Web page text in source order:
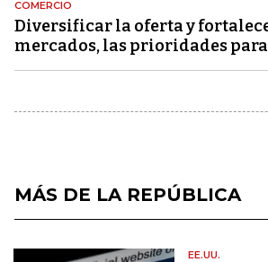
COMERCIO
Diversificar la oferta y
mercados, las prioridades
MÁS DE LA REPÚBLICA
EE.UU.